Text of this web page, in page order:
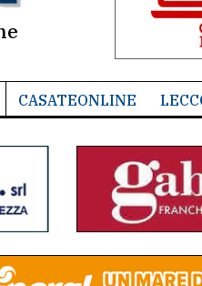
CASATEONLINE